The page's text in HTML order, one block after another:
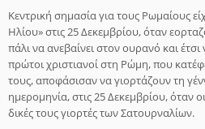
Κεντρική σημασία για τους Ρωμαίους
Ηλίου» στις 25 Δεκεμβρίου, όταν
πάλι να ανεβαίνει στον ουρανό και
πρώτοι χριστιανοί στη Ρώμη, που
τους, αποφάσισαν να γιορτάζουν τη
ημερομηνία, στις 25 Δεκεμβρίου, όταν
δικές τους γιορτές των Σατουρναλίων.